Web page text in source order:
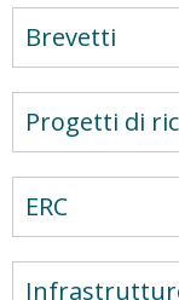
Brevetti
Progetti di
ERC